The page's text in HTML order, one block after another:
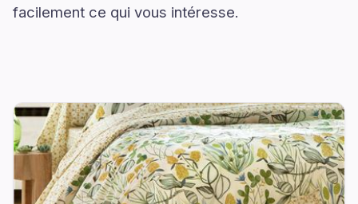
facilement ce qui vous intéresse.